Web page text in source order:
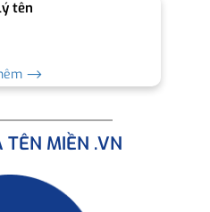
tên
⟶
TÊN MIỀN .VN